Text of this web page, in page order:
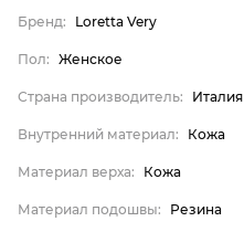
Бренд
Пол
Материал стельки
Бренд: Loretta Very
Пол: Женское
Страна производитель: Италия
Внутренний материал: Кожа
Материал верха: Кожа
Материал подошвы: Резина